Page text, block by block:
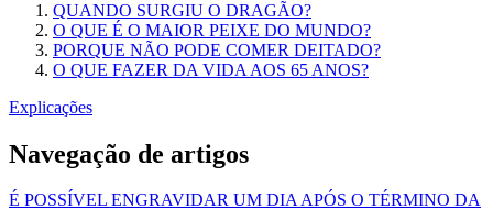
QUANDO SURGIU O DRAGÃO?
O QUE É O MAIOR PEIXE DO MUNDO?
PORQUE NÃO PODE COMER DEITADO?
O QUE FAZER DA VIDA AOS 65 ANOS?
Explicações
Navegação de artigos
É POSSÍVEL ENGRAVIDAR UM DIA APÓS O TÉRMINO DA